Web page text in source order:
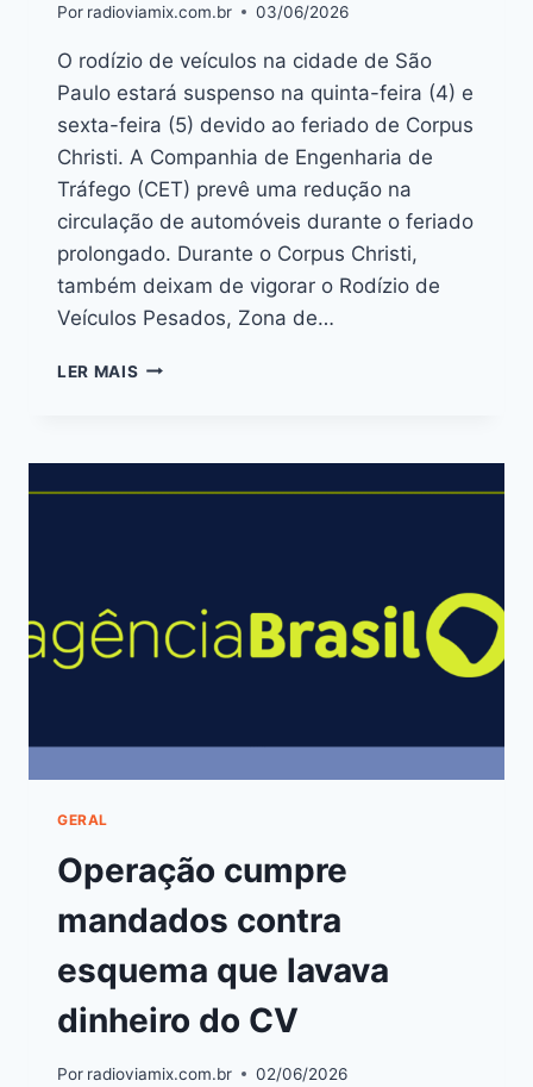
Por radioviamix.com.br 03/06/2026
O rodízio de veículos na cidade de São
Paulo estará suspenso na quinta-feira (4) e
sexta-feira (5) devido ao feriado de Corpus
Christi. A Companhia de Engenharia de
Tráfego (CET) prevê uma redução na
circulação de automóveis durante o feriado
prolongado. Durante o Corpus Christi,
também deixam de vigorar o Rodízio de
Veículos Pesados, Zona de…
LER MAIS
GERAL
Operação cumpre
mandados contra
esquema que lavava
dinheiro do CV
Por radioviamix.com.br 02/06/2026